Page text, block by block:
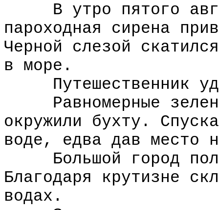
В утро пятого
пароходная сирена
Черной слезой
в море.
Путешественник
Равномерные
окружили бухту.
воде, едва дав место
Большой город
Благодаря крутизне
водах.